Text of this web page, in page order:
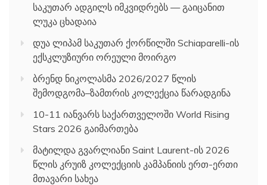
საკუთარ ადგილს იმკვიდრებს — გაიცანით
ლუკა ცხადაია
დუა ლიპამ საკუთარ ქორწილში Schiaparelli-ის
ექსკლუზიური ორეული მოირგო
ბრენდ ნიკოლასმა 2026/2027 წლის
შემოდგომა–ზამთრის კოლექცია წარადგინა
10-11 იანვარს საქართველოში World Rising
Stars 2026 გაიმართება
მატილდა გვარლიანი Saint Laurent-ის 2026
წლის კრუიზ კოლექციის კამპანიის ერთ-ერთი
მთავარი სახეა